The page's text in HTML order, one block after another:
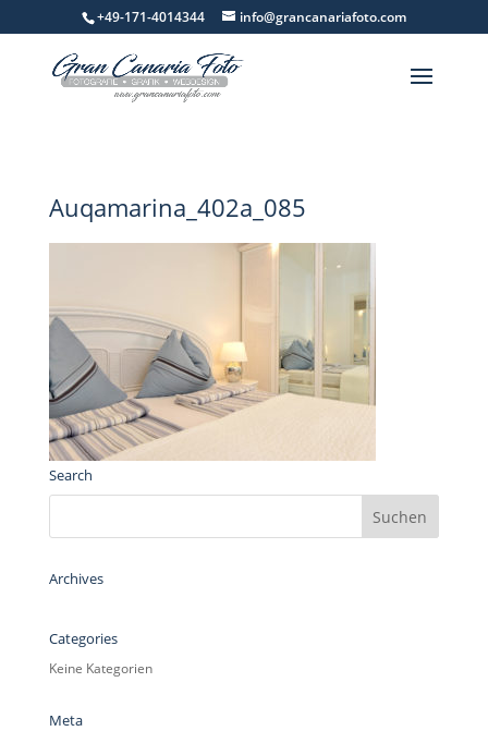
+49-171-4014344 info@grancanariafoto.com
Auqamarina_402a_085
Search
Archives
Categories
Keine Kategorien
Meta